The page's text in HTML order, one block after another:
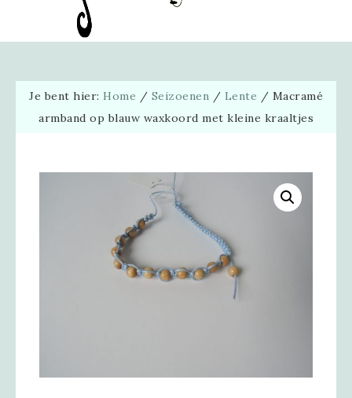
Je bent hier: Home / Seizoenen / Lente / Macramé
armband op blauw waxkoord met kleine kraaltjes